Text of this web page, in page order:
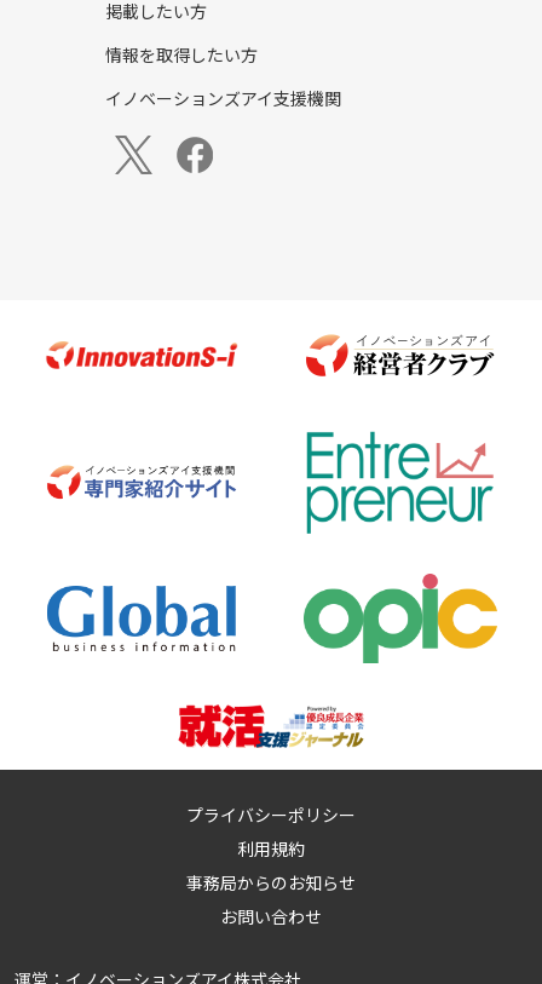
掲載したい方
情報を取得したい方
イノベーションズアイ支援機関
プライバシーポリシー
利用規約
事務局からのお知らせ
お問い合わせ